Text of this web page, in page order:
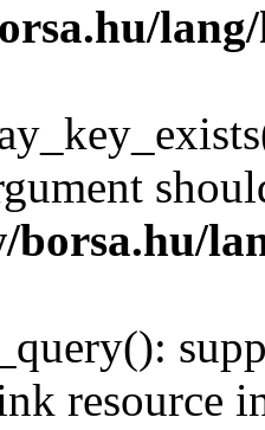
borsa.hu/
resource